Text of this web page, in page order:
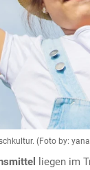
(Foto by:
liegen im